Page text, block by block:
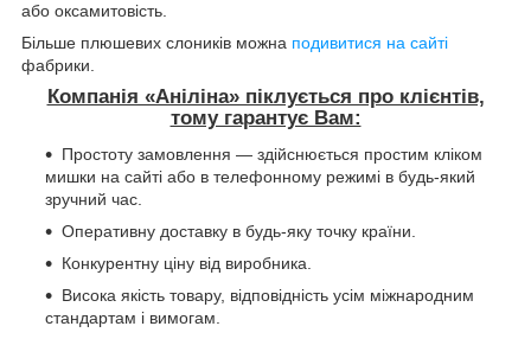
або оксамитовість.
Більше плюшевих слоників можна подивитися на сайті
фабрики.
Компанія «Аніліна» піклується про клієнтів,
тому гарантує Вам:
Простоту замовлення — здійснюється простим кліком
мишки на сайті або в телефонному режимі в будь-який
зручний час.
Оперативну доставку в будь-яку точку країни.
Конкурентну ціну від виробника.
Висока якість товару, відповідність усім міжнародним
стандартам і вимогам.